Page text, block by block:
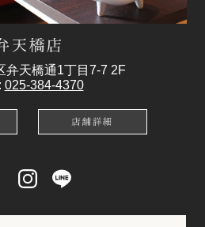
弁天橋通1丁目7-7 2F
025-384-4370